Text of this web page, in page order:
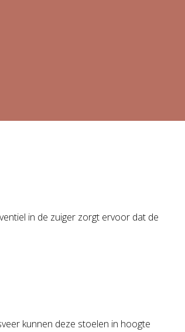
in de zuiger zorgt ervoor dat de
kunnen deze stoelen in hoogte